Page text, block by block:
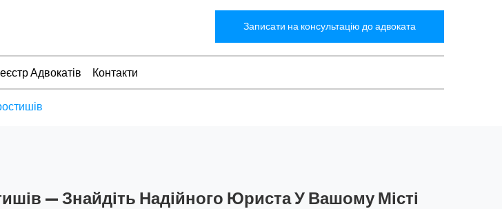
Записати на консультацію до адвоката
Адвокатів Контакти
— Знайдіть Надійного Юриста У Вашому Місті